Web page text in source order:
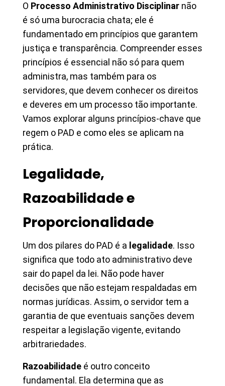
O Processo Administrativo Disciplinar não
é só uma burocracia chata; ele é
fundamentado em princípios que garantem
justiça e transparência. Compreender esses
princípios é essencial não só para quem
administra, mas também para os
servidores, que devem conhecer os direitos
e deveres em um processo tão importante.
Vamos explorar alguns princípios-chave que
regem o PAD e como eles se aplicam na
prática.
Legalidade,
Razoabilidade e
Proporcionalidade
Um dos pilares do PAD é a legalidade. Isso
significa que todo ato administrativo deve
sair do papel da lei. Não pode haver
decisões que não estejam respaldadas em
normas jurídicas. Assim, o servidor tem a
garantia de que eventuais sanções devem
respeitar a legislação vigente, evitando
arbitrariedades.
Razoabilidade é outro conceito
fundamental. Ela determina que as